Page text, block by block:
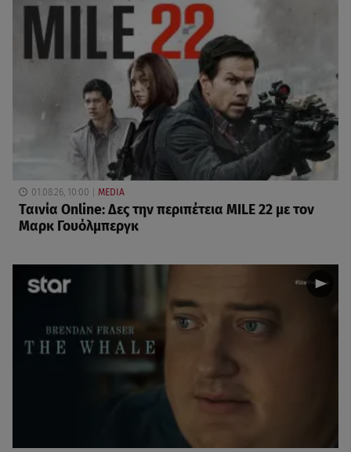
01.08.26, 10:00 MEDIA
Ταινία Online: Δες την περιπέτεια MILE 22 με τον
Μαρκ Γουόλμπεργκ